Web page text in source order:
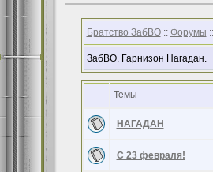
Братство ЗабВО:: Форумы
ЗабВО. Гарнизон Нагадан.
Темы
НАГАДАН
C 23 февраля!